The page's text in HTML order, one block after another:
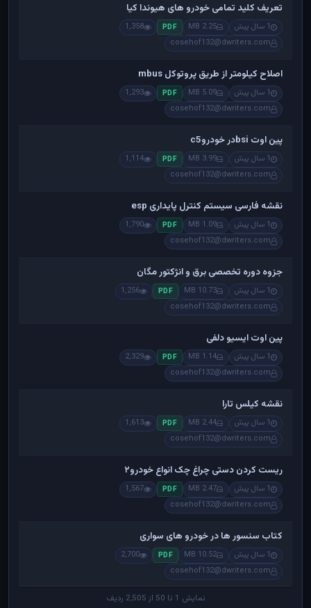
تعریف کلید تمامی خودرو های هیوندا کیا
1 سال پیش 2.25 MB
PDF
1,358
cosehof132@dwriters.com
اصلاح کیلومتر از طریق پروتوکل mbus
1 سال پیش 5.09 MB
PDF
1,293
cosehof132@dwriters.com
پین اوت bsiدر خودروc5
1 سال پیش 3.99 MB
PDF
1,114
cosehof132@dwriters.com
نقشه فارسی سیستم کنترل پایداری esp
1 سال پیش 1.09 MB
PDF
1,790
cosehof132@dwriters.com
جزوه دوره تخصصی برق و انژکتور مگان
1 سال پیش 10.73 MB
PDF
1,256
cosehof132@dwriters.com
پین اوت ایسیو دلفی
1 سال پیش 1.14 MB
PDF
2,329
cosehof132@dwriters.com
نقشه کیلس تارا
1 سال پیش 2.44 MB
PDF
1,613
cosehof132@dwriters.com
ریست کردن دستی چراغ چک انواع خودرو۲
1 سال پیش 2.47 MB
PDF
1,567
cosehof132@dwriters.com
کتاب سنسور ها در خودرو های سواری
1 سال پیش 10.52 MB
PDF
2,700
cosehof132@dwriters.com
نمایش 1 تا 50 از 2,505 ردیف